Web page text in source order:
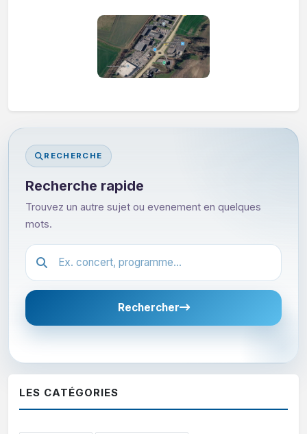
RECHERCHE
Recherche rapide
Trouvez un autre sujet ou evenement en quelques
mots.
Festival.article.hiddenLabel
Rechercher
LES CATÉGORIES